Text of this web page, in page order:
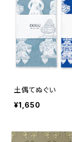
土偶てぬぐい
¥1,650